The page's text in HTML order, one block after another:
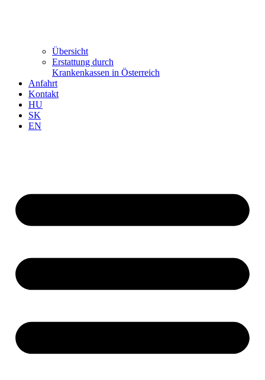
Übersicht
Erstattung durch
Krankenkassen in Österreich
Anfahrt
Kontakt
HU
SK
EN